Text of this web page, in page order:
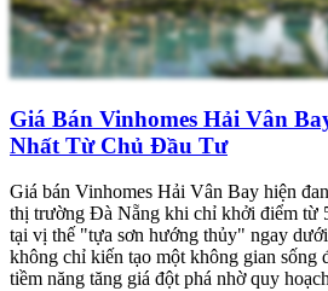
Giá Bán Vinhomes Hải Vân
Nhất Từ Chủ Đầu Tư
Giá bán Vinhomes Hải Vân Bay hiện
thị trường Đà Nẵng khi chỉ khởi điểm từ
tại vị thế "tựa sơn hướng thủy" ngay
không chỉ kiến tạo một không gian sống
tiềm năng tăng giá đột phá nhờ quy